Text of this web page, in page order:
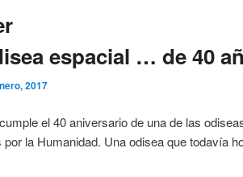
espacial … de 40
2017
el 40 aniversario de una de las
por la Humanidad. Una odisea que todavía